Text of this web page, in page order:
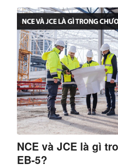
NCE và JCE là gì
EB-5?